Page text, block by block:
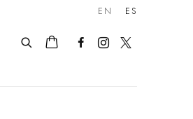
EN ES